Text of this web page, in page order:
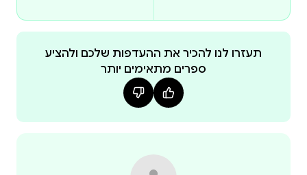
תעזרו לנו להכיר את ההעדפות שלכם ולהציע
ספרים מתאימים יותר